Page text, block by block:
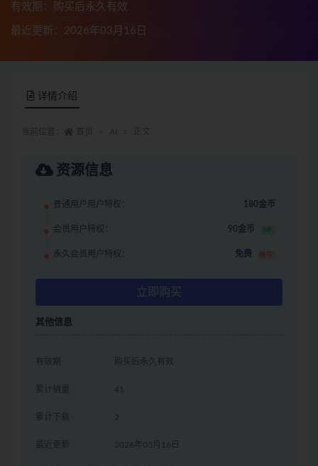
有效期：购买后永久有效
最近更新：2026年03月16日
详情介绍
资源信息
普通用户用户特权： 180金币
会员用户特权： 90金币 5折
永久会员用户特权： 免费 推荐
立即购买
其他信息
有效期 购买后永久有效
累计销量 41
累计下载 2
最近更新 2026年03月16日